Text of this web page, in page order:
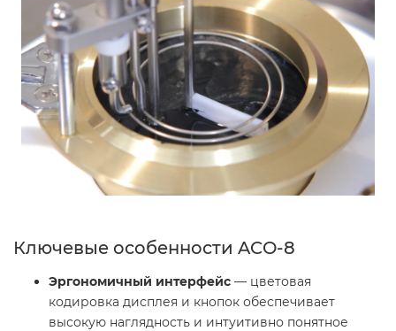
Ключевые особенности ACO-8
Эргономичный интерфейс — цветовая
кодировка дисплея и кнопок обеспечивает
высокую наглядность и интуитивно понятное